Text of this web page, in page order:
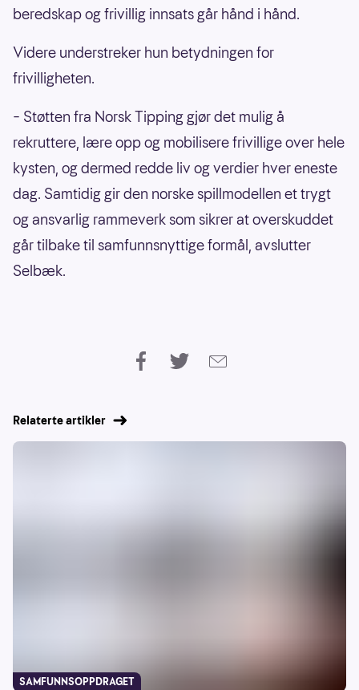
beredskap og frivillig innsats går hånd i hånd.
Videre understreker hun betydningen for
frivilligheten.
– Støtten fra Norsk Tipping gjør det mulig å
rekruttere, lære opp og mobilisere frivillige over hele
kysten, og dermed redde liv og verdier hver eneste
dag. Samtidig gir den norske spillmodellen et trygt
og ansvarlig rammeverk som sikrer at overskuddet
går tilbake til samfunnsnyttige formål, avslutter
Selbæk.
Relaterte artikler
SAMFUNNSOPPDRAGET